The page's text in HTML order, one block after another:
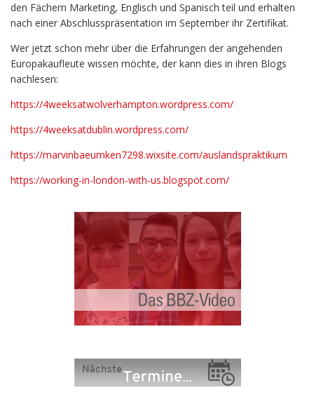
den Fächern Marketing, Englisch und Spanisch teil und erhalten
nach einer Abschlusspräsentation im September ihr Zertifikat.
Wer jetzt schon mehr über die Erfahrungen der angehenden
Europakaufleute wissen möchte, der kann dies in ihren Blogs
nachlesen:
https://4weeksatwolverhampton.wordpress.com/
https://4weeksatdublin.wordpress.com/
https://marvinbaeumken7298.wixsite.com/auslandspraktikum
https://working-in-london-with-us.blogspot.com/